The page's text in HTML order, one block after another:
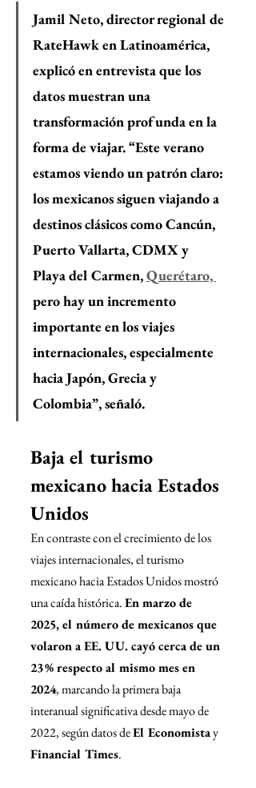
Jamil Neto, director regional de
RateHawk en Latinoamérica,
explicó en entrevista que los
datos muestran una
transformación profunda en la
forma de viajar. “Este verano
estamos viendo un patrón claro:
los mexicanos siguen viajando a
destinos clásicos como Cancún,
Puerto Vallarta, CDMX y
Playa del Carmen, Querétaro,
pero hay un incremento
importante en los viajes
internacionales, especialmente
hacia Japón, Grecia y
Colombia”, señaló.
Baja el turismo
mexicano hacia Estados
Unidos
En contraste con el crecimiento de los
viajes internacionales, el turismo
mexicano hacia Estados Unidos mostró
una caída histórica. En marzo de
2025, el número de mexicanos que
volaron a EE. UU. cayó cerca de un
23 % respecto al mismo mes en
2024, marcando la primera baja
interanual significativa desde mayo de
2022, según datos de El Economista y
Financial Times.